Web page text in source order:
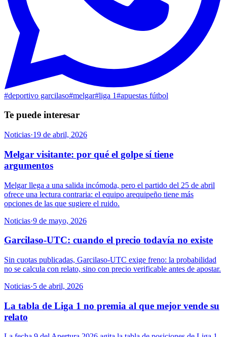
#deportivo garcilaso#melgar#liga 1#apuestas fútbol
Te puede interesar
Noticias·19 de abril, 2026
Melgar visitante: por qué el golpe sí tiene
argumentos
Melgar llega a una salida incómoda, pero el partido del 25 de abril
ofrece una lectura contraria: el equipo arequipeño tiene más
opciones de las que sugiere el ruido.
Noticias·9 de mayo, 2026
Garcilaso-UTC: cuando el precio todavía no existe
Sin cuotas publicadas, Garcilaso-UTC exige freno: la probabilidad
no se calcula con relato, sino con precio verificable antes de apostar.
Noticias·5 de abril, 2026
La tabla de Liga 1 no premia al que mejor vende su
relato